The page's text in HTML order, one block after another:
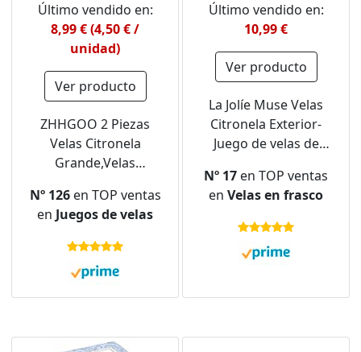
Último vendido en:
8,99 € (4,50 € /
unidad)
Ver producto
ZHHGOO 2 Piezas
Velas Citronela
Grande,Velas
de Soja Natural y
Aceite de
Citronela,Vela de
Interior para
Jardín,Camping,Balcón
Nº 126en TOP ventas
en Juegos de velas
Último vendido en:
10,99 €
Ver producto
La Jolíe Muse Velas
Citronela Exterior-
Juego de velas de
Aromaticas en
Interiores y Exteriores,
Lata, Camping, Jardín,
45 Horas, 185g
Nº 17 en TOP ventas
en Velas en frasco